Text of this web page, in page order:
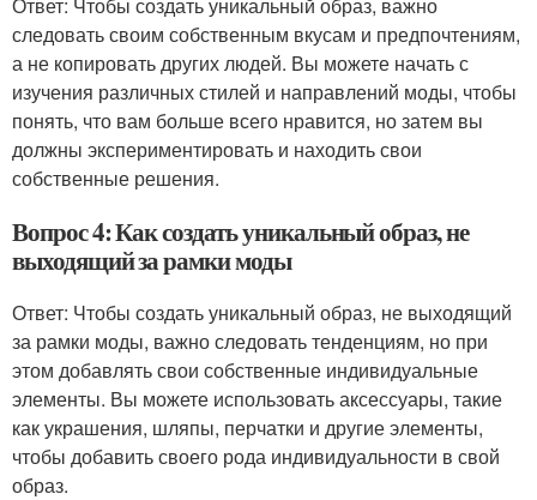
следовать своим собственным вкусам и предпочтениям,
а не копировать других людей. Вы можете начать с
изучения различных стилей и направлений моды, чтобы
понять, что вам больше всего нравится, но затем вы
должны экспериментировать и находить свои
собственные решения.
Вопрос 4: Как создать уникальный образ, не
выходящий за рамки моды
Ответ: Чтобы создать уникальный образ, не выходящий
за рамки моды, важно следовать тенденциям, но при
этом добавлять свои собственные индивидуальные
элементы. Вы можете использовать аксессуары, такие
как украшения, шляпы, перчатки и другие элементы,
чтобы добавить своего рода индивидуальности в свой
образ.